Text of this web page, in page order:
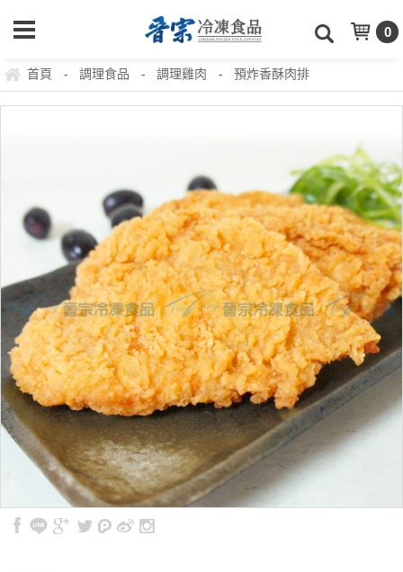
0
首頁 - 調理食品 - 調理雞肉 - 預炸香酥肉排